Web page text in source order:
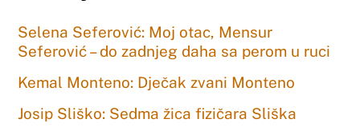
Selena Seferović: Moj otac, Mensur
Seferović – do zadnjeg daha sa perom u ruci
Kemal Monteno: Dječak zvani Monteno
Josip Sliško: Sedma žica fizičara Sliška